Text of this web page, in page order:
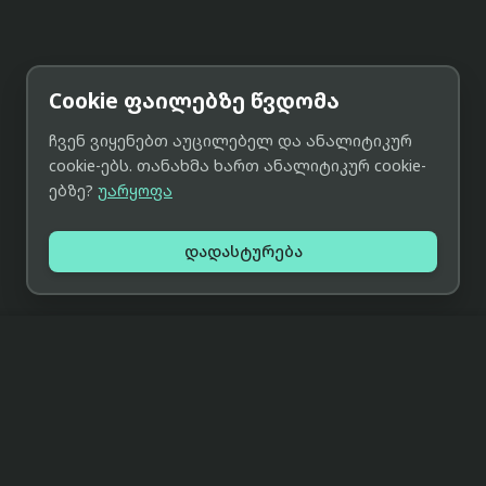
Cookie ფაილებზე წვდომა
ჩვენ ვიყენებთ აუცილებელ და ანალიტიკურ
cookie-ებს. თანახმა ხართ ანალიტიკურ cookie-
ებზე? უარყოფა
დადასტურება